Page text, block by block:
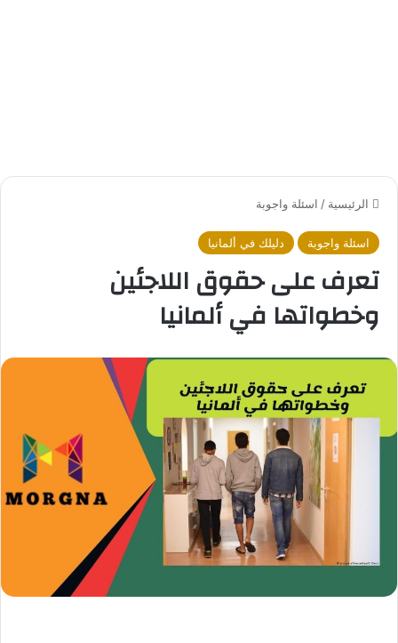
الرئيسية / اسئلة واجوبة
اسئلة واجوبة دليلك في ألمانيا
تعرف على حقوق اللاجئين
وخطواتها في ألمانيا